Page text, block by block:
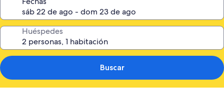
Huéspedes
Buscar